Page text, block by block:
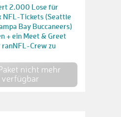
2.000 Lose für
NFL-Tickets (Seattle
Bay Buccaneers)
+ ein Meet & Greet
Crew zu
nicht mehr
verfügbar